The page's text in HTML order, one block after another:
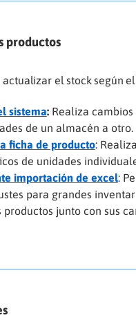
productos
el stock según
sistema: Realiza
de un almacén a otro.
ficha de producto:
de unidades
importación de excel:
para grandes
junto con sus